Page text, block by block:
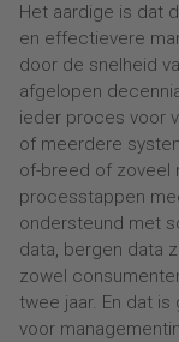
Het aardige is dat
en effectievere
door de snelheid
afgelopen
ieder proces voor
of meerdere
of-breed of zoveel
processtappen
ondersteund met
data, bergen data
zowel
twee jaar. En dat
voor